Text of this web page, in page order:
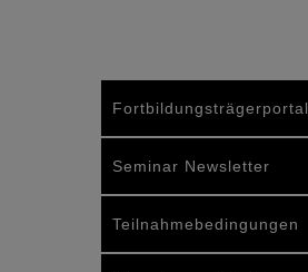
Fortbildungsträgerportal
Seminar Newsletter
Teilnahmebedingungen